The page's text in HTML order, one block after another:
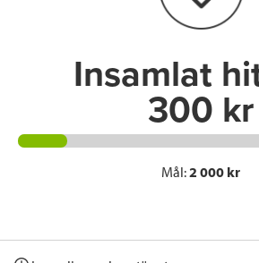
n
Insamlat
300 kr
Mål:2 000 kr